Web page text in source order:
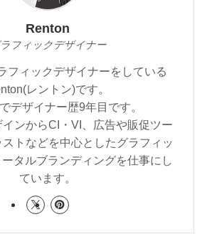
Renton
ラフィックデザイナー
フィックデザイナーをしている
レントン)です。
デザイナー歴9年目です。
ンからCI・VI、広告や販促ツー
トなどを中心としたグラフィッ
タルブランディングを仕事にし
ています。